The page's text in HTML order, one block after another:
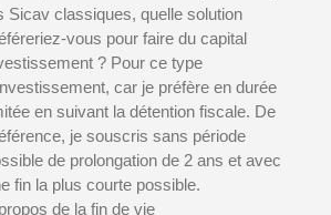
Sicav classiques, quelle solution
vous pour faire du capital
? Pour ce type
car je préfère en durée
en suivant la détention fiscale. De
je souscris sans période
de prolongation de 2 ans et avec
fin la plus courte possible.
de la fin de vie